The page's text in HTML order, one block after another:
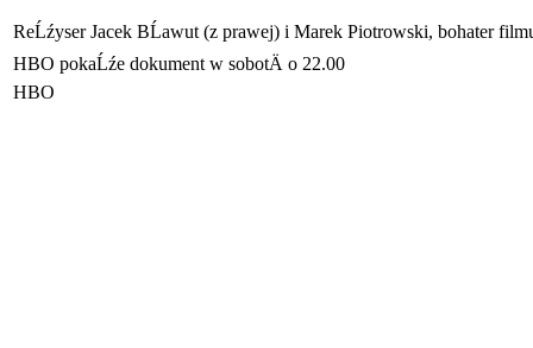
ReĹźyser Jacek BĹawut (z prawej) i Marek Piotrowski, bohater
HBO pokaĹźe dokument w sobotÄ o 22.00
HBO